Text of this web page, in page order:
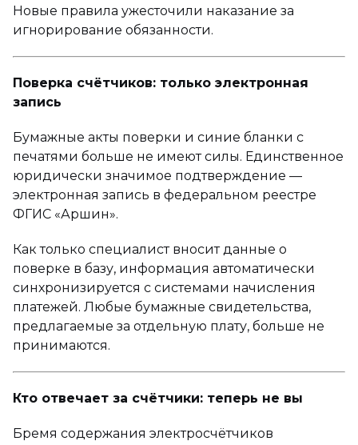
Новые правила ужесточили наказание за
игнорирование обязанности.
Поверка счётчиков: только электронная
запись
Бумажные акты поверки и синие бланки с
печатями больше не имеют силы. Единственное
юридически значимое подтверждение —
электронная запись в федеральном реестре
ФГИС «Аршин».
Как только специалист вносит данные о
поверке в базу, информация автоматически
синхронизируется с системами начисления
платежей. Любые бумажные свидетельства,
предлагаемые за отдельную плату, больше не
принимаются.
Кто отвечает за счётчики: теперь не вы
Бремя содержания электросчётчиков